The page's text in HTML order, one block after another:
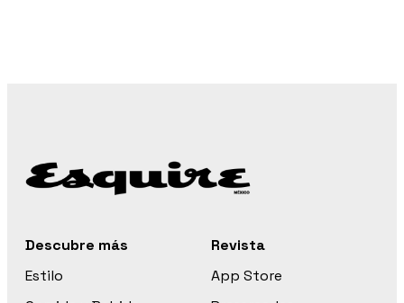
Descubre más
Estilo
Revista
App Store